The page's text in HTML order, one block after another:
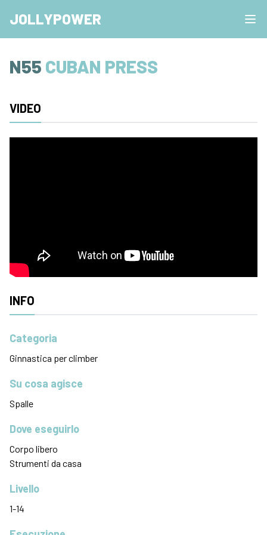
JOLLYPOWER
N55 CUBAN PRESS
VIDEO
INFO
Categoria
Ginnastica per climber
Su cosa agisce
Spalle
Dove eseguirlo
Corpo libero
Strumenti da casa
Livello
1-14